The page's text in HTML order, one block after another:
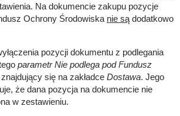
Na dokumencie zakupu pozycje
Ochrony Środowiska nie sądodatkowo
pozycji dokumentu z podlegania
parametr Nie podlega pod Fundusz
się na zakładce Dostawa. Jego
że dana pozycja na dokumencie nie
w zestawieniu.